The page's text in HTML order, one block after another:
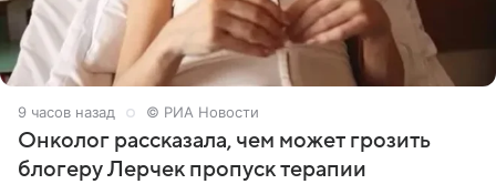
9 часов назад © РИА Новости
Онколог рассказала, чем может грозить
блогеру Лерчек пропуск терапии